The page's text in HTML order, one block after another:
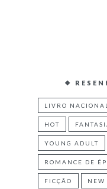
❖
LIVRO NACIONAL
HOT
YOUNG ADULT
ROMANCE DE
FICÇÃO NEW